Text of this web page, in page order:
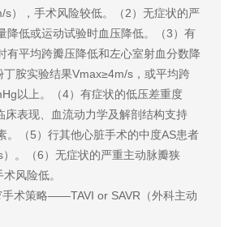
s），手术风险较低。（2）无症状的严
降低或运动试验时血压降低。（3）有
有平均跨瓣压降低和左心室射血分数降
胺实验结果Vmax≥4m/s，或平均跨
以上。（4）有症状的低压差重度
床表现、血流动力学及解剖结构支持
。（5）行其他心脏手术的中度AS患者
）。（6）无症状的严重主动脉瓣狭
风险低。
术策略——TAVI or SAVR（外科主动